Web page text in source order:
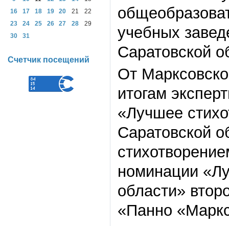
учебных
Саратовской
От
итогам
«Лучшее
Саратовской
номинации
области»
«Панно
16
17 18 19 20 21
22
23
24 25 26 27 28
29
30
31
Счетчик посещений